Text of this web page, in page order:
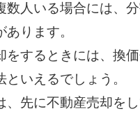
数人いる場合には、
ります。
をするときには、換
といえるでしょう。
、先に不動産売却をし